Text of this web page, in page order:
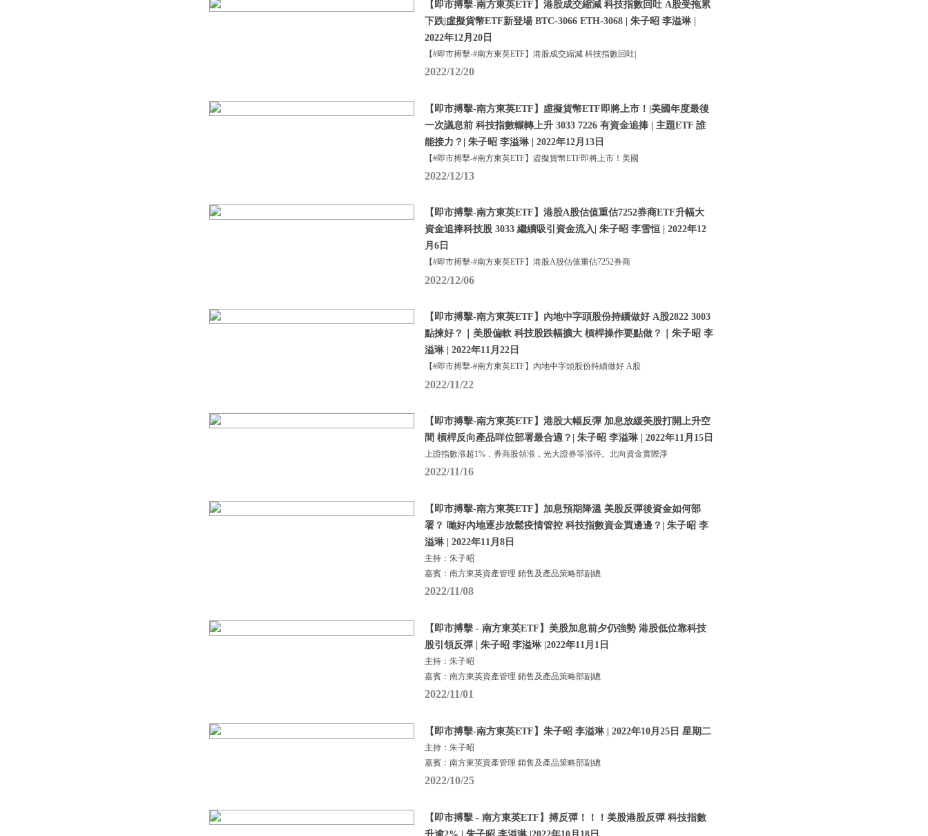
【即市搏擊-南方東英ETF】港股成交縮減 科技指數回吐 A股受拖累
下跌|虛擬貨幣ETF新登場 BTC-3066 ETH-3068 | 朱子昭 李溢琳 |
2022年12月20日
【#即市搏擊-#南方東英ETF】港股成交縮減 科技指數回吐|
2022/12/20
【即市搏擊-南方東英ETF】虛擬貨幣ETF即將上市！|美國年度最後
一次議息前 科技指數輾轉上升 3033 7226 有資金追捧 | 主題ETF 誰
能接力？| 朱子昭 李溢琳 | 2022年12月13日
【#即市搏擊-#南方東英ETF】虛擬貨幣ETF即將上市！美國
2022/12/13
【即市搏擊-南方東英ETF】港股A股估值重估7252券商ETF升幅大
資金追捧科技股 3033 繼續吸引資金流入| 朱子昭 李雪恒 | 2022年12
月6日
【#即市搏擊-#南方東英ETF】港股A股估值重估7252券商
2022/12/06
【即市搏擊-南方東英ETF】內地中字頭股份持續做好 A股2822 3003
點揀好？｜美股偏軟 科技股跌幅擴大 槓桿操作要點做？｜朱子昭 李
溢琳 | 2022年11月22日
【#即市搏擊-#南方東英ETF】內地中字頭股份持續做好 A股
2022/11/22
【即市搏擊-南方東英ETF】港股大幅反彈 加息放緩美股打開上升空
間 槓桿反向產品咩位部署最合適？| 朱子昭 李溢琳 | 2022年11月15日
上證指數漲超1%，券商股領漲，光大證券等漲停。北向資金實際淨
2022/11/16
【即市搏擊-南方東英ETF】加息預期降溫 美股反彈後資金如何部
署？ 哋好內地逐步放鬆疫情管控 科技指數資金買邊邊？| 朱子昭 李
溢琳 | 2022年11月8日
主持：朱子昭
嘉賓：南方東英資產管理 銷售及產品策略部副總
2022/11/08
【即市搏擊 - 南方東英ETF】美股加息前夕仍強勢 港股低位靠科技
股引領反彈 | 朱子昭 李溢琳 |2022年11月1日
主持：朱子昭
嘉賓：南方東英資產管理 銷售及產品策略部副總
2022/11/01
【即市搏擊-南方東英ETF】朱子昭 李溢琳 | 2022年10月25日 星期二
主持：朱子昭
嘉賓：南方東英資產管理 銷售及產品策略部副總
2022/10/25
【即市搏擊 - 南方東英ETF】搏反彈！！！美股港股反彈 科技指數